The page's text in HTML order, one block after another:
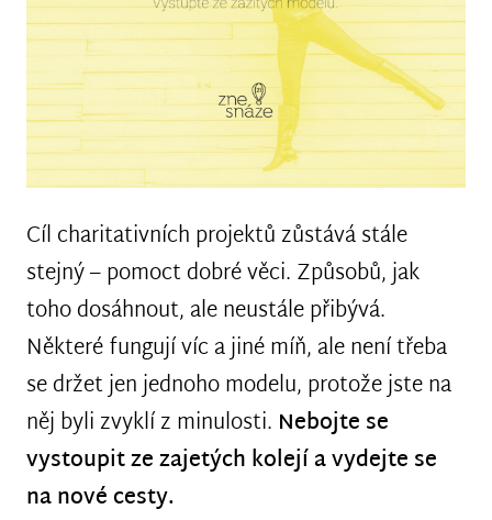
Cíl charitativních projektů zůstává stále
stejný – pomoct dobré věci. Způsobů, jak
toho dosáhnout, ale neustále přibývá.
Některé fungují víc a jiné míň, ale není třeba
se držet jen jednoho modelu, protože jste na
něj byli zvyklí z minulosti. Nebojte se
vystoupit ze zajetých kolejí a vydejte se
na nové cesty.